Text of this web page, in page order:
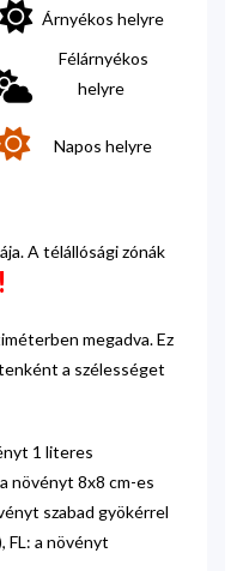
Árnyékos helyre
Félárnyékos
helyre
Napos helyre
A télállósági zónák
megadva. Ez
a szélességet
1 literes
növényt 8x8 cm-es
szabad gyökérrel
FL: a növényt